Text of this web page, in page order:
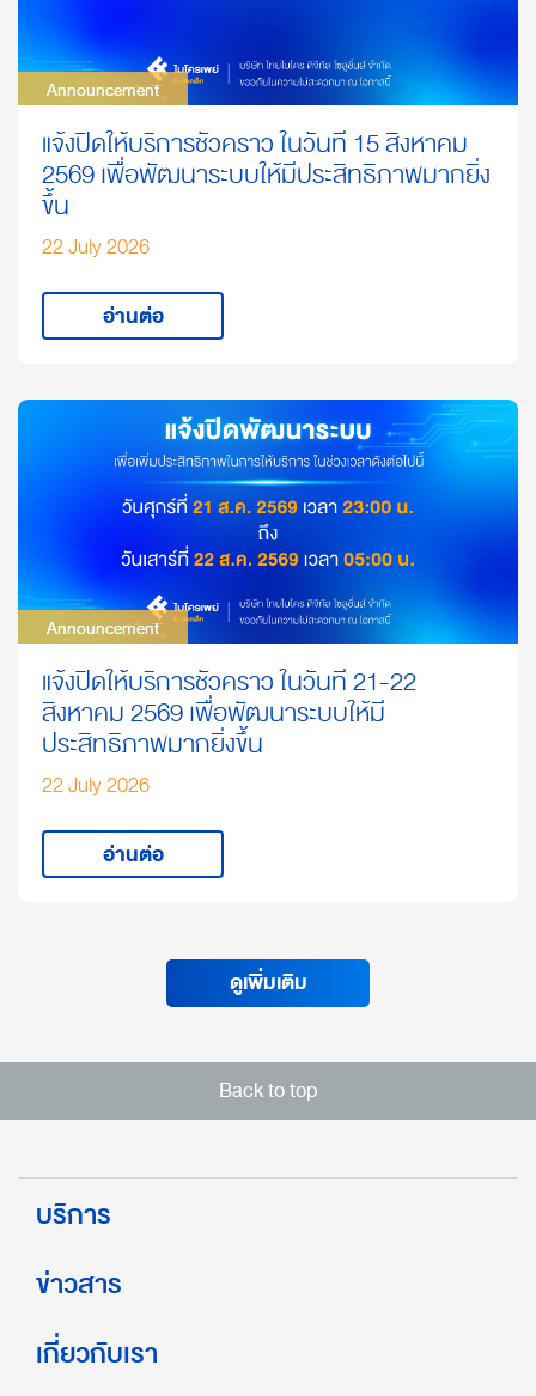
Announcement
Announcement
แจ้งปิดให้บริการชั่วคราว ในวันที่ 15 สิงหาคม
2569 เพื่อพัฒนาระบบให้มีประสิทธิภาพมากยิ่ง
ขึ้น
22 July 2026
อ่านต่อ
Announcement
Announcement
แจ้งปิดให้บริการชั่วคราว ในวันที่ 21-22
สิงหาคม 2569 เพื่อพัฒนาระบบให้มี
ประสิทธิภาพมากยิ่งขึ้น
22 July 2026
อ่านต่อ
ดูเพิ่มเติม
Back to top
บริการ
ข่าวสาร
เกี่ยวกับเรา